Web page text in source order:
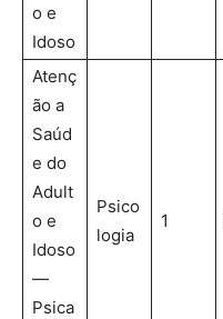
o e
Idoso
Atenç
ão a
Saúd
e do
Adult
o e
Idoso
—
Psica
Psico
logia
1